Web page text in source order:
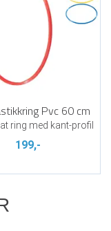
Pvc 60 cm
ring med kant-profil
199,-